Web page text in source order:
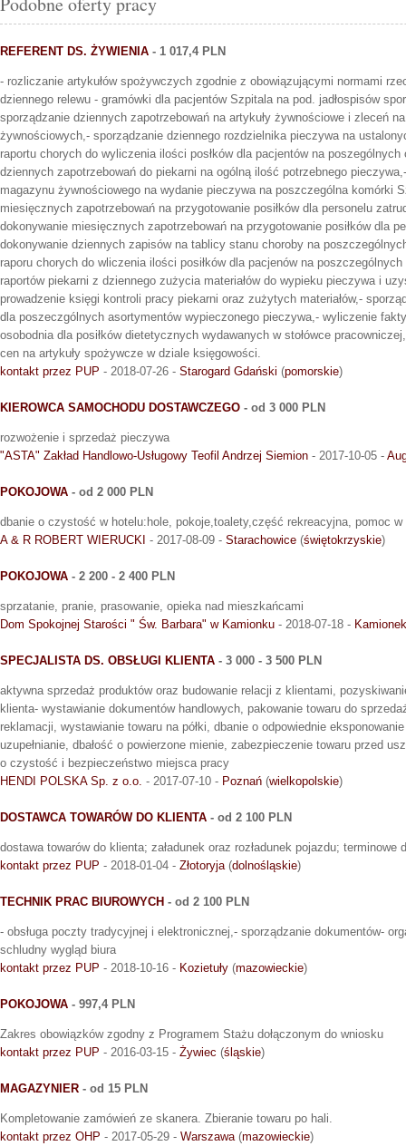
REFERENT DS. ŻYWIENIA - 1 017,4 PLN
- rozliczanie artykułów spożywczych zgodnie z obowiązującymi normami
dziennego relewu - gramówki dla pacjentów Szpitala na pod. jadłospisów
sporządzanie dziennych zapotrzebowań na artykuły żywnościowe i zleceń
żywnościowych,- sporządzanie dziennego rozdzielnika pieczywa na
raportu chorych do wyliczenia ilości posłków dla pacjentów na poszególnych
dziennych zapotrzebowań do piekarni na ogólną ilość potrzebnego
magazynu żywnościowego na wydanie pieczywa na poszczególna komórki
miesięcznych zapotrzebowań na przygotowanie posiłków dla personelu
dokonywanie miesięcznych zapotrzebowań na przygotowanie posiłków dla
dokonywanie dziennych zapisów na tablicy stanu choroby na
raporu chorych do wliczenia ilości posiłków dla pacjenów na poszczególnych
raportów piekarni z dziennego zużycia materiałów do wypieku pieczywa i
prowadzenie księgi kontroli pracy piekarni oraz zużytych materiałów,-
dla poszeczgólnych asortymentów wypieczonego pieczywa,- wyliczenie
osobodnia dla posiłków dietetycznych wydawanych w stołówce
cen na artykuły spożywcze w dziale księgowości.
kontakt przez PUP - 2018-07-26 - Starogard Gdański (pomorskie)
KIEROWCA SAMOCHODU DOSTAWCZEGO - od 3 000 PLN
rozwożenie i sprzedaż pieczywa
"ASTA" Zakład Handlowo-Usługowy Teofil Andrzej Siemion - 2017-10-05 -
POKOJOWA - od 2 000 PLN
dbanie o czystość w hotelu:hole, pokoje,toalety,część rekreacyjna, pomoc w
A & R ROBERT WIERUCKI - 2017-08-09 - Starachowice (świętokrzyskie)
POKOJOWA - 2 200 - 2 400 PLN
sprzatanie, pranie, prasowanie, opieka nad mieszkańcami
Dom Spokojnej Starości " Św. Barbara" w Kamionku - 2018-07-18 - Kamionek
SPECJALISTA DS. OBSŁUGI KLIENTA - 3 000 - 3 500 PLN
aktywna sprzedaż produktów oraz budowanie relacji z klientami,
klienta- wystawianie dokumentów handlowych, pakowanie towaru do
reklamacji, wystawianie towaru na półki, dbanie o odpowiednie
uzupełnianie, dbałość o powierzone mienie, zabezpieczenie towaru przed
o czystość i bezpieczeństwo miejsca pracy
HENDI POLSKA Sp. z o.o. - 2017-07-10 - Poznań (wielkopolskie)
DOSTAWCA TOWARÓW DO KLIENTA - od 2 100 PLN
dostawa towarów do klienta; załadunek oraz rozładunek pojazdu; terminowe
kontakt przez PUP - 2018-01-04 - Złotoryja (dolnośląskie)
TECHNIK PRAC BIUROWYCH - od 2 100 PLN
- obsługa poczty tradycyjnej i elektronicznej,- sporządzanie dokumentów-
schludny wygląd biura
kontakt przez PUP - 2018-10-16 - Kozietuły (mazowieckie)
POKOJOWA - 997,4 PLN
Zakres obowiązków zgodny z Programem Stażu dołączonym do wniosku
kontakt przez PUP - 2016-03-15 - Żywiec (śląskie)
MAGAZYNIER - od 15 PLN
Kompletowanie zamówień ze skanera. Zbieranie towaru po hali.
kontakt przez OHP - 2017-05-29 - Warszawa (mazowieckie)